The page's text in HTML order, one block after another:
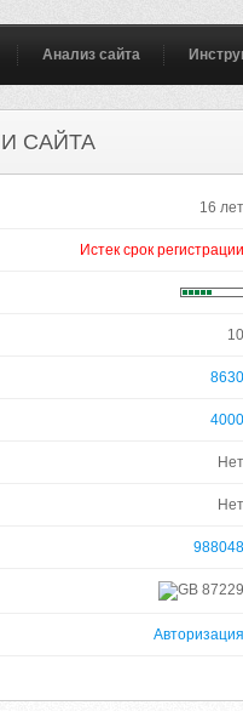
Анализ сайта
САЙТА
16 лет
Истек срок регистрации
10
8630
4000
Нет
Нет
988048
87229
Авторизация